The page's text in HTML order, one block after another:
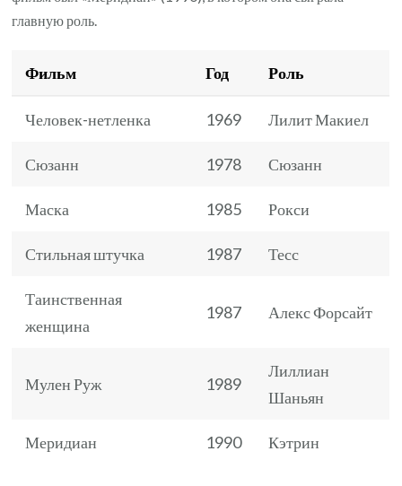
главную роль.
Фильм Год Роль
Человек-нетленка 1969 Лилит Макиел
Сюзанн 1978 Сюзанн
Маска 1985 Рокси
Стильная штучка 1987 Тесс
Таинственная
женщина
1987 Алекс Форсайт
Мулен Руж 1989
Лиллиан
Шаньян
Меридиан 1990 Кэтрин